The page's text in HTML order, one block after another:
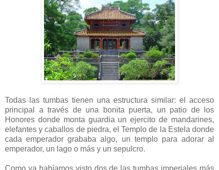
Todas las tumbas tienen una estructura similar: el acceso
principal a través de una bonita puerta, un patio de los
Honores donde monta guardia un ejercito de mandarines,
elefantes y caballos de piedra, el Templo de la Estela donde
cada emperador grababa algo, un templo para adorar al
emperador, un lago o más y un sepulcro.
Como ya habíamos visto dos de las tumbas imperiales más